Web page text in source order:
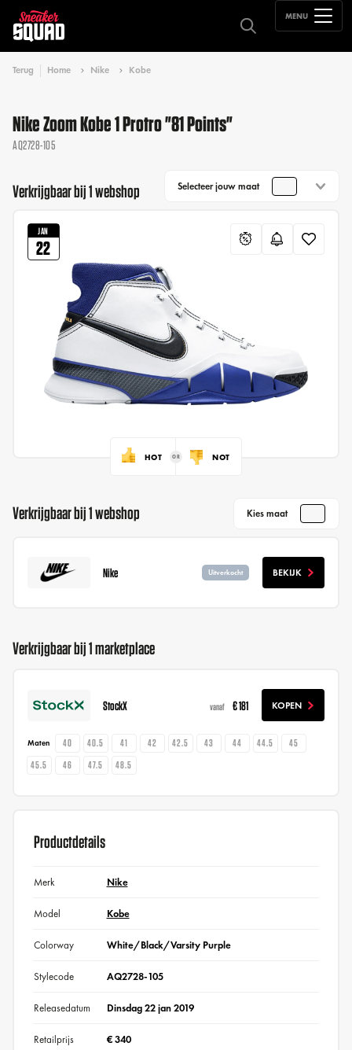
MENU
Terug Home Nike Kobe
Nike Zoom Kobe 1 Protro "81 Points"
AQ2728-105
Verkrijgbaar bij 1 webshop Selecteer jouw maat
JAN
22
HOT NOT
Verkrijgbaar bij 1 webshop Kies maat
Nike Uitverkocht BEKIJK
Verkrijgbaar bij 1 marketplace
StockX vanaf € 181 KOPEN
Maten 40 40.5 41 42 42.5 43 44 44.5
45
45.5
46 47.5 48.5
Productdetails
Merk Nike
Model Kobe
Colorway White/Black/Varsity Purple
Stylecode AQ2728-105
Releasedatum Dinsdag 22 jan 2019
Retailprijs € 340